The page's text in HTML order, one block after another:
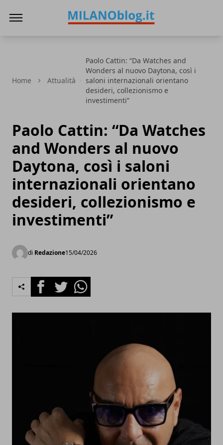
Home Attualità
Paolo Cattin: “Da Watches and
Wonders al nuovo Daytona, così i
saloni internazionali orientano
desideri, collezionismo e
investimenti”
Paolo Cattin: “Da Watches
and Wonders al nuovo
Daytona, così i saloni
internazionali orientano
desideri, collezionismo e
investimenti”
di Redazione15/04/2026
FacebookTwitterWhatsapp